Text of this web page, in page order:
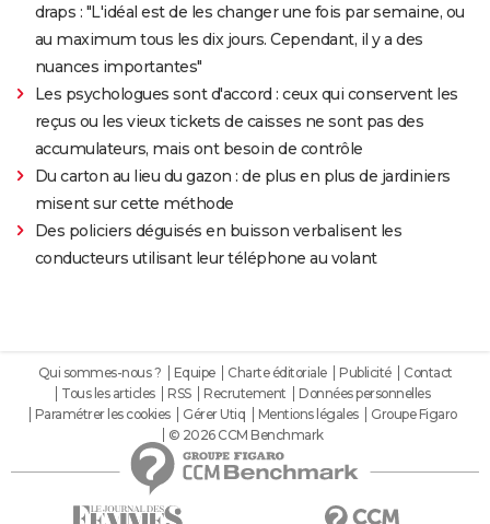
draps : "L'idéal est de les changer une fois par semaine, ou
au maximum tous les dix jours. Cependant, il y a des
nuances importantes"
Les psychologues sont d'accord : ceux qui conservent les
reçus ou les vieux tickets de caisses ne sont pas des
accumulateurs, mais ont besoin de contrôle
Du carton au lieu du gazon : de plus en plus de jardiniers
misent sur cette méthode
Des policiers déguisés en buisson verbalisent les
conducteurs utilisant leur téléphone au volant
Qui sommes-nous ? Equipe Charte éditoriale Publicité
Contact
Tous les articles
RSS Recrutement
Données personnelles
Paramétrer les cookies
Gérer Utiq Mentions légales
Groupe Figaro
© 2026 CCM Benchmark